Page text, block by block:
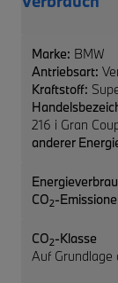
Marke: BMW
Antriebsart:
Kraftstoff:
216 i Gran
anderer
CO2-
CO2-Klasse
Auf Grundlage